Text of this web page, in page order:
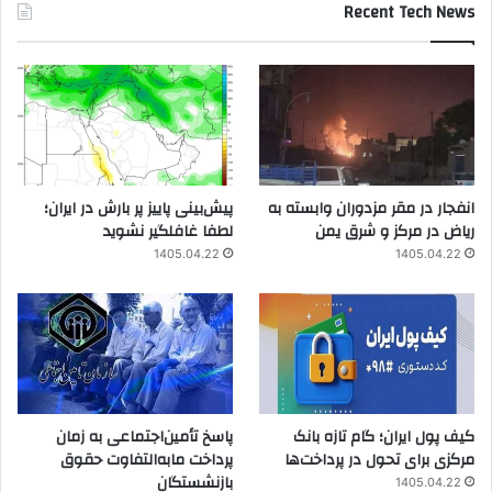
Recent Tech News
انفجار در مقر مزدوران وابسته به
ریاض در مرکز و شرق یمن
1405.04.22
پیش‌بینی پاییز پر بارش در ایران؛
لطفا غافلگیر نشوید
1405.04.22
کیف پول ایران؛ گام تازه بانک
مرکزی برای تحول در پرداخت‌ها
1405.04.22
پاسخ تأمین‌اجتماعی به زمان
پرداخت مابه‌التفاوت حقوق
بازنشستگان